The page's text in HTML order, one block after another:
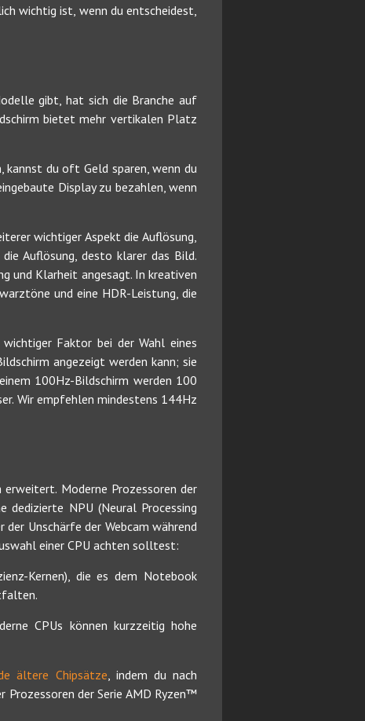
wichtig ist, wenn du entscheidest,
gibt, hat sich die Branche auf
bietet mehr vertikalen Platz
kannst du oft Geld sparen, wenn du
Display zu bezahlen, wenn
wichtiger Aspekt die Auflösung,
Auflösung, desto klarer das Bild.
und Klarheit angesagt. In kreativen
und eine HDR-Leistung, die
Faktor bei der Wahl eines
angezeigt werden kann; sie
100Hz-Bildschirm werden 100
Wir empfehlen mindestens 144Hz
erweitert. Moderne Prozessoren der
NPU (Neural Processing
Unschärfe der Webcam während
einer CPU achten solltest:
Kernen), die es dem Notebook
CPUs können kurzzeitig hohe
ältere Chipsätze, indem du nach
der Serie AMD Ryzen™